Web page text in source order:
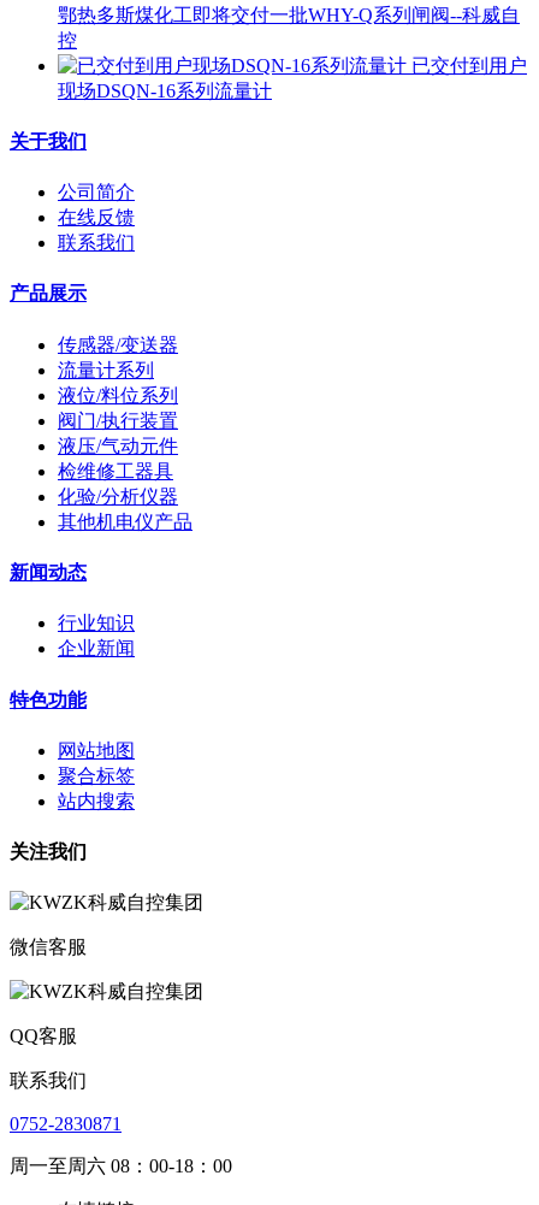
鄂热多斯煤化工即将交付一批WHY-Q系列闸阀--科威自
控
已交付到用户
现场DSQN-16系列流量计
关于我们
公司简介
在线反馈
联系我们
产品展示
传感器/变送器
流量计系列
液位/料位系列
阀门/执行装置
液压/气动元件
检维修工器具
化验/分析仪器
其他机电仪产品
新闻动态
行业知识
企业新闻
特色功能
网站地图
聚合标签
站内搜索
关注我们
微信客服
QQ客服
联系我们
0752-2830871
周一至周六 08：00-18：00